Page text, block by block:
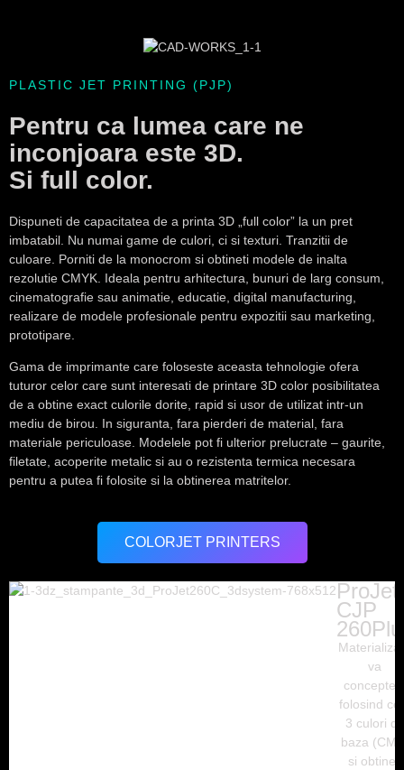
PLASTIC JET PRINTING (PJP)
Pentru ca lumea care ne
inconjoara este 3D.
Si full color.
Dispuneti de capacitatea de a printa 3D „full color” la un pret
imbatabil. Nu numai game de culori, ci si texturi. Tranzitii de
culoare. Porniti de la monocrom si obtineti modele de inalta
rezolutie CMYK. Ideala pentru arhitectura, bunuri de larg consum,
cinematografie sau animatie, educatie, digital manufacturing,
realizare de modele profesionale pentru expozitii sau marketing,
prototipare.
Gama de imprimante care foloseste aceasta tehnologie ofera
tuturor celor care sunt interesati de printare 3D color posibilitatea
de a obtine exact culorile dorite, rapid si usor de utilizat intr-un
mediu de birou. In siguranta, fara pierderi de material, fara
materiale periculoase. Modelele pot fi ulterior prelucrate – gaurite,
filetate, acoperite metalic si au o rezistenta termica necesara
pentru a putea fi folosite si la obtinerea matritelor.
COLORJET PRINTERS
ProJet
CJP
va
folosind
3 culori de
baza
si obtineti